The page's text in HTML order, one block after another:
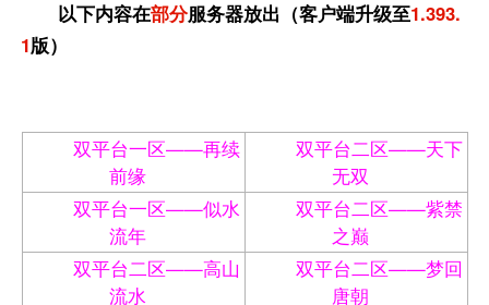
以下内容在部分服务器放出（客户端升级至1.393.
1版）
双平台一区——再续
前缘
双平台二区——天下
无双
双平台一区——似水
流年
双平台二区——紫禁
之巅
双平台二区——高山
流水
双平台二区——梦回
唐朝